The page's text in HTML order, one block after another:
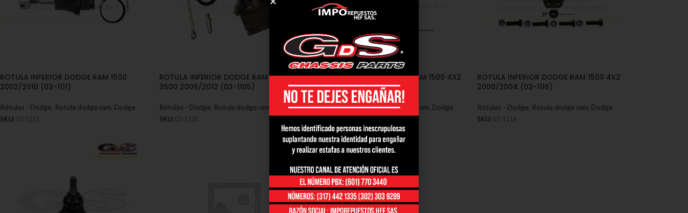
ROTULA INFERIOR DODGE RAM 1500
2002/2010 (03-1111)
Rótulas - Dodge Rotula dodge ram Dodge
SKU: 03-1111
ROTULA INFERIOR DODGE RAM 1500 2500
3500 2006/2012 (03-1105)
Rótulas - Dodge Rotula dodge ram Dodge
SKU: 03-1105
ROTULA INFERIOR DODGE RAM 1500 4X2
1994/1999 (03-1115)
Rótulas - Dodge,Rotula dodge ram Dodge
ROTULA INFERIOR DODGE RAM 1500 4X2
2000/2004 (03-1116)
Rótulas - Dodge Rotula dodge ram Dodge
SKU: 03-1116